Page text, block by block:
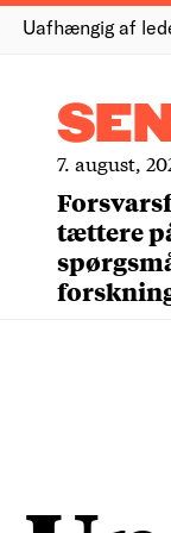
Uafhængig af
7. august,
tættere